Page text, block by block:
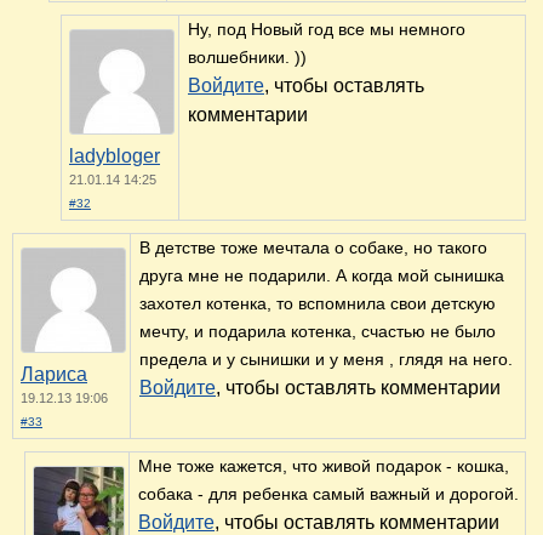
ladybloger
21.01.14 14:25
#32
Ну, под Новый год все мы немного
волшебники. ))
Войдите, чтобы оставлять
комментарии
Лариса
19.12.13 19:06
#33
В детстве тоже мечтала о собаке, но такого
друга мне не подарили. А когда мой сынишка
захотел котенка, то вспомнила свои детскую
мечту, и подарила котенка, счастью не было
предела и у сынишки и у меня , глядя на него.
Войдите, чтобы оставлять комментарии
Мне тоже кажется, что живой подарок - кошка,
собака - для ребенка самый важный и дорогой.
Войдите, чтобы оставлять комментарии